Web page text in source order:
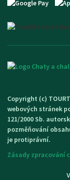
Copyright (c)
webových stránek
121/2000 Sb.
pozměňování
je protiprávní.
Zásady zpracování